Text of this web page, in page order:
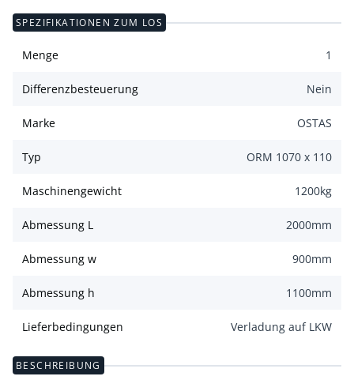
SPEZIFIKATIONEN ZUM LOS
Menge 1
Differenzbesteuerung Nein
Marke OSTAS
Typ ORM 1070 x 110
Maschinengewicht 1200kg
Abmessung L 2000mm
Abmessung w 900mm
Abmessung h 1100mm
Lieferbedingungen Verladung auf LKW
BESCHREIBUNG